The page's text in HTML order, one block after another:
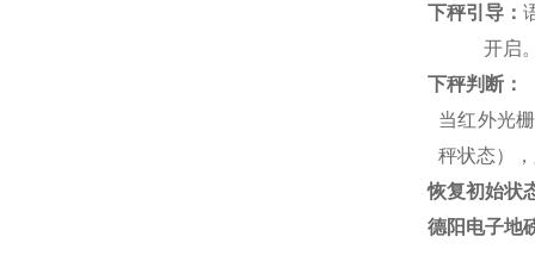
下秤引导：
开启
下秤判断：
当红外光栅
秤状态）
恢复初始状
德阳电子地